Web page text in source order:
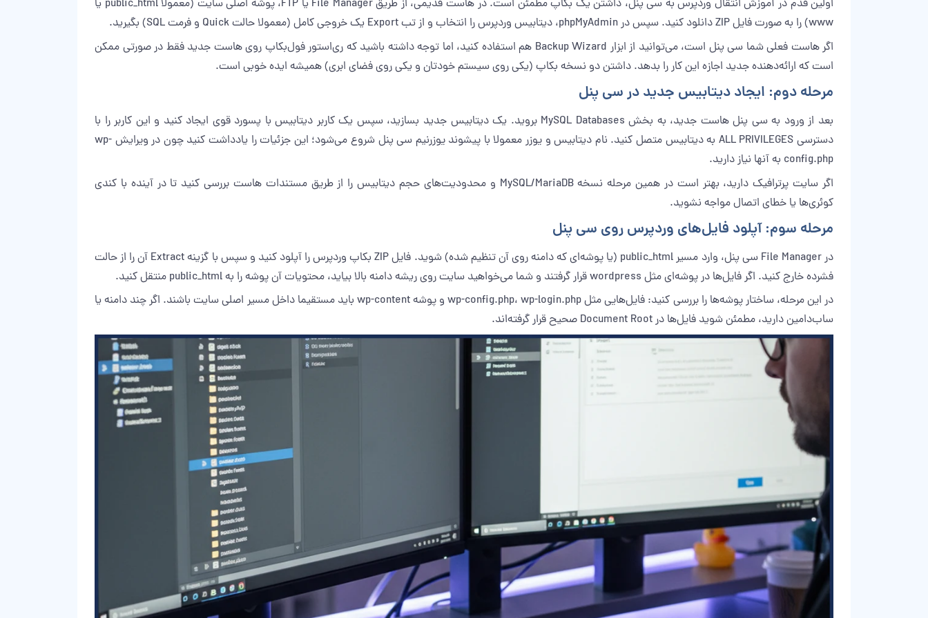
اولین قدم در آموزش انتقال وردپرس به سی پنل، داشتن یک بکاپ مطمئن است. در هاست قدیمی، از طریق File Manager یا FTP، پوشه اصلی سایت (معمولا public_html یا
www) را به صورت فایل ZIP دانلود کنید. سپس در phpMyAdmin، دیتابیس وردپرس را انتخاب و از تب Export یک خروجی کامل (معمولا حالت Quick و فرمت SQL) بگیرید.
اگر هاست فعلی شما سی پنل است، می‌توانید از ابزار Backup Wizard هم استفاده کنید، اما توجه داشته باشید که ری‌استور فول‌بکاپ روی هاست جدید فقط در صورتی ممکن
است که ارائه‌دهنده جدید اجازه این کار را بدهد. داشتن دو نسخه بکاپ (یکی روی سیستم خودتان و یکی روی فضای ابری) همیشه ایده خوبی است.
مرحله دوم: ایجاد دیتابیس جدید در سی پنل
بعد از ورود به سی پنل هاست جدید، به بخش MySQL Databases بروید. یک دیتابیس جدید بسازید، سپس یک کاربر دیتابیس با پسورد قوی ایجاد کنید و این کاربر را با
دسترسی ALL PRIVILEGES به دیتابیس متصل کنید. نام دیتابیس و یوزر معمولا با پیشوند یوزرنیم سی پنل شروع می‌شود؛ این جزئیات را یادداشت کنید چون در ویرایش wp-
config.php به آنها نیاز دارید.
اگر سایت پرترافیک دارید، بهتر است در همین مرحله نسخه MySQL/MariaDB و محدودیت‌های حجم دیتابیس را از طریق مستندات هاست بررسی کنید تا در آینده با کندی
کوئری‌ها یا خطای اتصال مواجه نشوید.
مرحله سوم: آپلود فایل‌های وردپرس روی سی پنل
در File Manager سی پنل، وارد مسیر public_html (یا پوشه‌ای که دامنه روی آن تنظیم شده) شوید. فایل ZIP بکاپ وردپرس را آپلود کنید و سپس با گزینه Extract آن را از حالت
فشرده خارج کنید. اگر فایل‌ها در پوشه‌ای مثل wordpress قرار گرفتند و شما می‌خواهید سایت روی ریشه دامنه بالا بیاید، محتویات آن پوشه را به public_html منتقل کنید.
در این مرحله، ساختار پوشه‌ها را بررسی کنید: فایل‌هایی مثل wp-config.php، wp-login.php و پوشه wp-content باید مستقیما داخل مسیر اصلی سایت باشند. اگر چند دامنه یا
ساب‌دامین دارید، مطمئن شوید فایل‌ها در Document Root صحیح قرار گرفته‌اند.